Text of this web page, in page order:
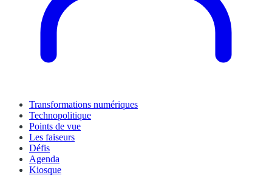
Transformations numériques
Technopolitique
Points de vue
Les faiseurs
Défis
Agenda
Kiosque